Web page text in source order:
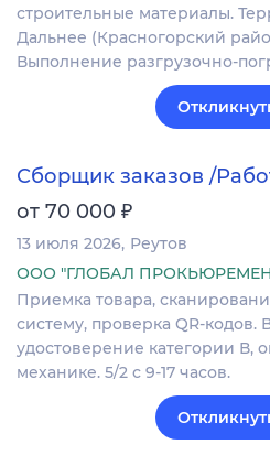
строительные материалы.
Дальнее (Красногорский
Выполнение разгрузочно-
Сборщик заказов /
от 70 000 ₽
13 июля 2026 Реутов
ООО "ГЛОБАЛ
Приемка товара,
систему, проверка QR-кодов.
удостоверение категории В,
механике. 5/2 с 9-17 часов.